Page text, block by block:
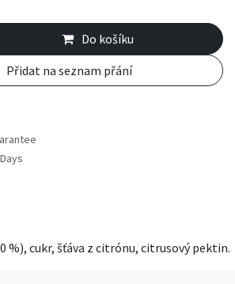
Do košíku
Přidat na seznam přání
%), cukr, šťáva z citrónu, citrusový pektin.